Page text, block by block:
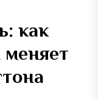
как
меняет